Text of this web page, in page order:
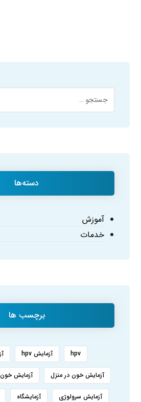
دسته‌ها
آموزش
خدمات
برچسب ها
hpv آزمایش hpv
آزمایش خون در منزل آزمایش
آزمایش سرولوژی آزمایشگاه